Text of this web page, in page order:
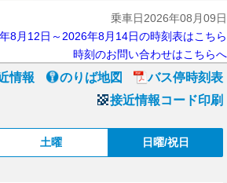
乗車日2026年08月09日
8月12日～2026年8月14日の時刻表はこちら
時刻のお問い合わせはこちらへ
情報 のりば地図
バス停時刻表
接近情報コード印刷
土曜 日曜/祝日